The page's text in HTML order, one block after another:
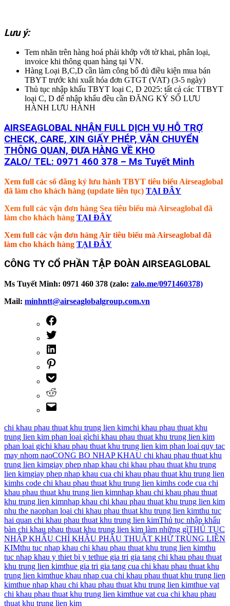
Lưu ý:
Tem nhãn trên hàng hoá phải khớp với tờ khai, phân loại,
invoice khi thông quan hàng tại VN.
Hàng Loại B,C,D cần làm công bố đủ điều kiện mua bán
TBYT trước khi xuất hóa đơn GTGT (VAT) (3-5 ngày)
Thủ tục nhập khẩu TBYT loại C, D 2025: tất cả các TTBYT
loại C, D để nhập khẩu đều cần ĐĂNG KÝ SỐ LƯU
HÀNH LƯU HÀNH
AIRSEAGLOBAL NHẬN FULL DỊCH VỤ HỖ TRỢ
CHECK, CARE, XIN GIẤY PHÉP, VẬN CHUYỂN
THÔNG QUAN, ĐƯA HÀNG VỀ KHO
ZALO/ TEL: 0971 460 378 – Ms Tuyết Minh
Xem full các số đăng ký lưu hành TBYT tiêu biểu Airseaglobal
đã làm cho khách hàng (update liên tục) TẠI ĐÂY
Xem full các vận đơn hàng Sea tiêu biểu mà Airseaglobal đã
làm cho khách hàng TẠI ĐÂY
Xem full các vận đơn hàng Air tiêu biểu mà Airseaglobal đã
làm cho khách hàng TẠI ĐÂY
CÔNG TY CỔ PHẦN TẬP ĐOÀN AIRSEAGLOBAL
Ms Tuyết Minh: 0971 460 378 (zalo: zalo.me/0971460378)
Mail: minhntt@airseaglobalgroup.com.vn
chi khau phau thuat khu trung lien kimchi khau phau thuat khu
trung lien kim phan loai gìchi khau phau thuat khu trung lien kim
phan loai gichi khau phau thuat khu trung lien kim phan loai quy tac
may nhom naoCONG BO NHAP KHAU chi khau phau thuat khu
trung lien kimgiay phep nhap khau chi khau phau thuat khu trung
lien kimgiay phep nhap khau cua chi khau phau thuat khu trung lien
kimhs code chi khau phau thuat khu trung lien kimhs code cua chi
khau phau thuat khu trung lien kimnhap khau chi khau phau thuat
khu trung lien kimnhap khau chi khau phau thuat khu trung lien kim
nhu the naophan loai chi khau phau thuat khu trung lien kimthu tuc
hai quan chi khau phau thuat khu trung lien kimThủ tục nhập khẩu
bàn chi khau phau thuat khu trung lien kim làm những gìTHỦ TỤC
NHẬP KHẨU CHỈ KHÂU PHẪU THUẬT KHỬ TRÙNG LIỀN
KIMthu tuc nhap khau chi khau phau thuat khu trung lien kimthu
tuc nhap khau y thiet bi y tethue gia tri gia tang chi khau phau thuat
khu trung lien kimthue gia tri gia tang cua chi khau phau thuat khu
trung lien kimthue khau nhap cua chi khau phau thuat khu trung lien
kimthue nhap khau chi khau phau thuat khu trung lien kimthue vat
chi khau phau thuat khu trung lien kimthue vat cua chi khau phau
thuat khu trung lien kim